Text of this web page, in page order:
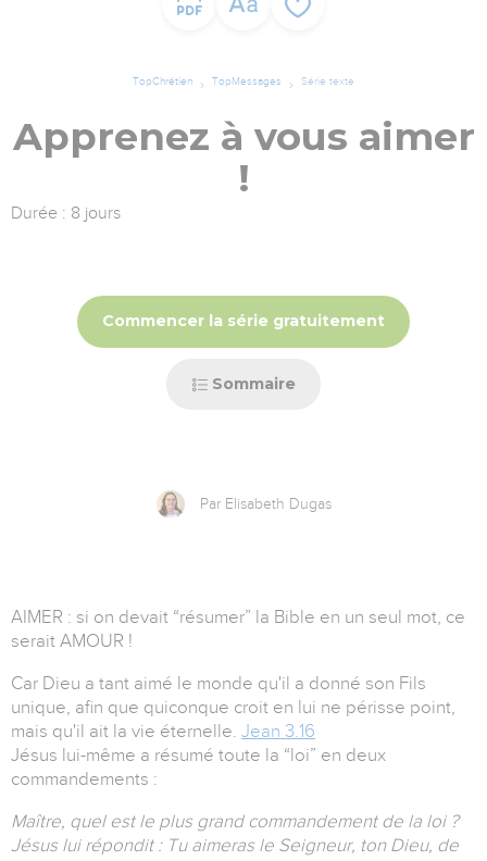
TopChrétien TopMessages Série texte
Apprenez à vous aimer
!
Durée : 8 jours
Commencer la série gratuitement
Sommaire
Par Elisabeth Dugas
AIMER : si on devait “résumer” la Bible en un seul mot, ce
serait AMOUR !
Car Dieu a tant aimé le monde qu'il a donné son Fils
unique, afin que quiconque croit en lui ne périsse point,
mais qu'il ait la vie éternelle. Jean 3.16
Jésus lui-même a résumé toute la “loi” en deux
commandements :
Maître, quel est le plus grand commandement de la loi ?
Jésus lui répondit : Tu aimeras le Seigneur, ton Dieu, de